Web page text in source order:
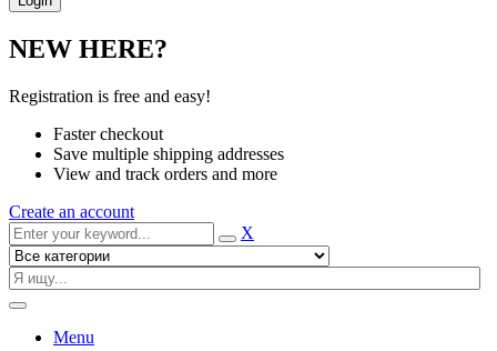
NEW HERE?
Registration is free and easy!
Faster checkout
Save multiple shipping addresses
View and track orders and more
Create an account
X
Menu